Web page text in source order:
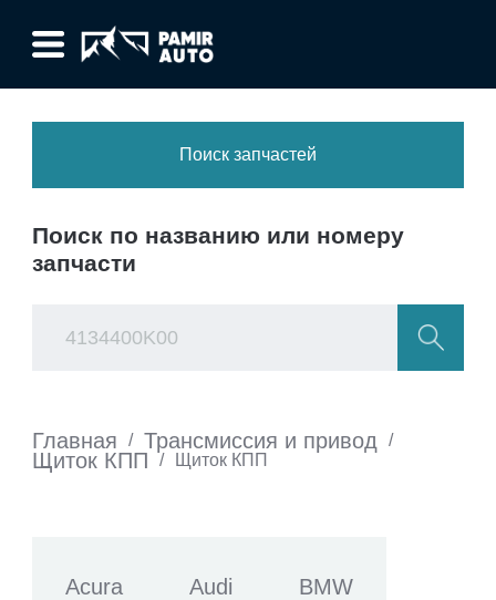
Поиск запчастей
Поиск по названию или номеру
запчасти
Главная / Трансмиссия и привод /
Щиток КПП / Щиток КПП
Acura Audi BMW